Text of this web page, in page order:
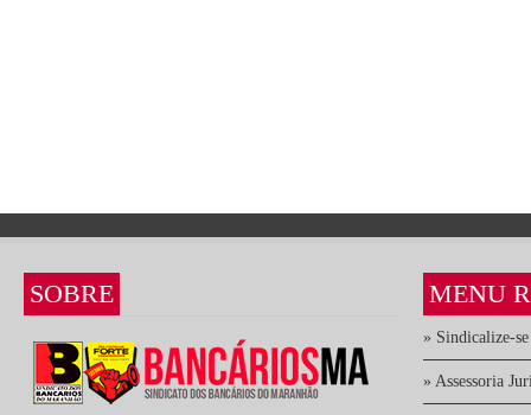
SOBRE MENU
» Sindicalize-se
» Assessoria